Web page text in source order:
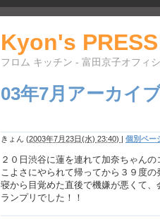
Kyon's
フロム キッチン - 富田京子オフィ
03年7月アーカイ
きょん (2003年7月23日(水) 23:40) | 個別ペー
２０日渋谷に蓮を連れて加奈ちゃん
こよさにやられて帰ってから３９度
寝から目覚めた直後で機嫌が悪くて
ランプリでした！！